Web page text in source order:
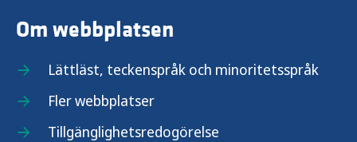
Om webbplatsen
Lättläst, teckenspråk och minoritetsspråk
Fler webbplatser
Tillgänglighetsredogörelse